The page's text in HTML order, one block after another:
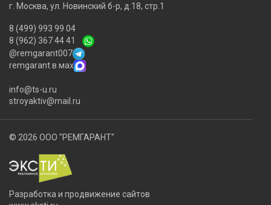
г. Москва, ул. Новинский б-р, д.18, стр.1
8 (499) 993 99 04
8 (962) 367 44 41
@remgarant007
remgarant в мах
info@ts-u.ru
stroyaktiv@mail.ru
© 2026 ООО "РЕМГАРАНТ"
Разработка и продвижение сайтов